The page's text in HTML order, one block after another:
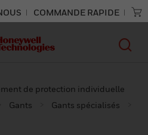
COMMANDE RAPIDE
de protection individuelle
Gants
Gants spécialisés